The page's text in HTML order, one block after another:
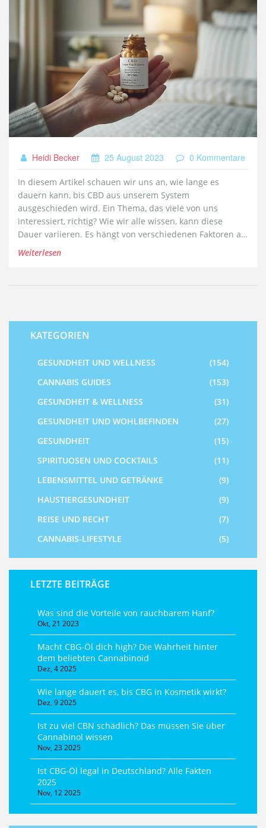
Heidi Becker 25 August 2023 0 Kommentare
In diesem Artikel schauen wir uns an, wie lange es
dauern kann, bis CBD aus unserem System
ausgeschieden wird. Ein Thema, das viele von uns
interessiert, richtig? Wie wir alle wissen, kann diese
Dauer variieren. Es hängt von verschiedenen Faktoren ab,
wie unserer Körperchemie, wie oft wir CBD einnehmen
Weiterlesen
KATEGORIEN
GESUNDHEIT UND WELLNESS
(154)
CANNABIS GUIDES
(153)
GESUNDHEIT & WELLNESS
(31)
GESUNDHEIT UND WOHLBEFINDEN
(27)
GESUNDHEIT
(15)
SPIRITUOSEN UND COCKTAILS
(11)
LEBENSMITTEL UND GETRÄNKE
(9)
HAUSTIERGESUNDHEIT
(9)
REISE UND RECHT
(7)
CANNABIS-LIFESTYLE
(5)
LETZTE BEITRÄGE
Was sind die Vorteile von rauchbarem Hanf?
Okt, 21 2023
Macht CBG-Öl dich high? Die Wahrheit hinter
dem beliebten Cannabinoid
Dez, 4 2025
Wie lange dauert es, bis CBG in Kosmetik wirkt?
Dez, 9 2025
Ist zu viel CBN schädlich? Das müssen Sie über
Cannabinol wissen
Nov, 23 2025
Ist CBG-Öl legal in Deutschland? Alle Fakten
2025
Nov, 12 2025